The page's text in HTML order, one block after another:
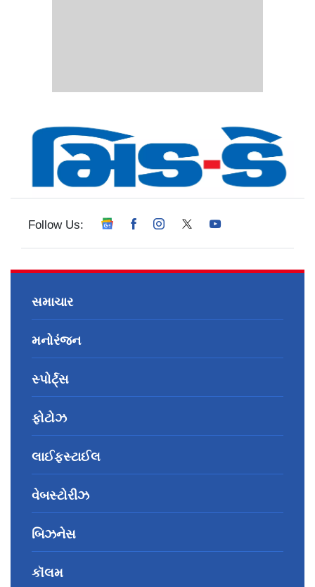
Follow Us:
સમાચાર
મનોરંજન
સ્પોર્ટ્સ
ફોટોઝ
લાઈફસ્ટાઈલ
વેબસ્ટોરીઝ
બિઝનેસ
કૉલમ